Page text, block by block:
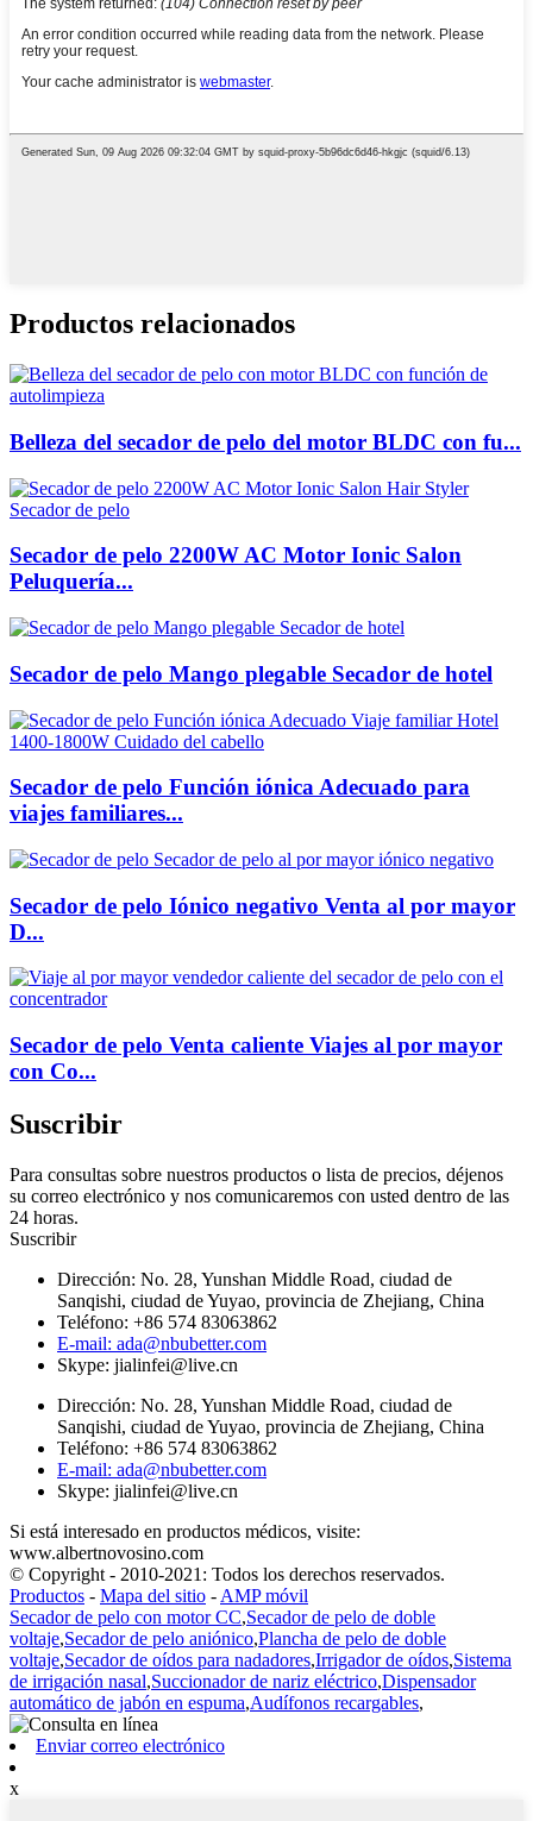
Productos relacionados
Belleza del secador de pelo del motor BLDC con fu...
Secador de pelo 2200W AC Motor Ionic Salon
Peluquería...
Secador de pelo Mango plegable Secador de hotel
Secador de pelo Función iónica Adecuado para
viajes familiares...
Secador de pelo Iónico negativo Venta al por mayor
D...
Secador de pelo Venta caliente Viajes al por mayor
con Co...
Suscribir
Para consultas sobre nuestros productos o lista de precios, déjenos
su correo electrónico y nos comunicaremos con usted dentro de las
24 horas.
Suscribir
Dirección: No. 28, Yunshan Middle Road, ciudad de
Sanqishi, ciudad de Yuyao, provincia de Zhejiang, China
Teléfono: +86 574 83063862
E-mail: ada@nbubetter.com
Skype: jialinfei@live.cn
Dirección: No. 28, Yunshan Middle Road, ciudad de
Sanqishi, ciudad de Yuyao, provincia de Zhejiang, China
Teléfono: +86 574 83063862
E-mail: ada@nbubetter.com
Skype: jialinfei@live.cn
Si está interesado en productos médicos, visite:
www.albertnovosino.com
© Copyright - 2010-2021: Todos los derechos reservados.
Productos - Mapa del sitio - AMP móvil
Secador de pelo con motor CC,Secador de pelo de doble
voltaje,Secador de pelo aniónico,Plancha de pelo de doble
voltaje,Secador de oídos para nadadores,Irrigador de oídos,Sistema
de irrigación nasal,Succionador de nariz eléctrico,Dispensador
automático de jabón en espuma,Audífonos recargables,
Enviar correo electrónico
x